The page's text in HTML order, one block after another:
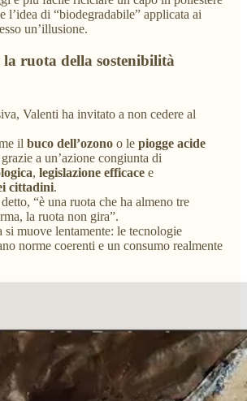
l’idea di “biodegradabile” applicata ai
un’illusione.
ruota della sostenibilità
Valenti ha invitato a non cedere al
il buco dell’ozono o le piogge acide
a un’azione congiunta di
, legislazione efficace e
cittadini.
“è una ruota che ha almeno tre
la ruota non gira”.
muove lentamente: le tecnologie
norme coerenti e un consumo realmente